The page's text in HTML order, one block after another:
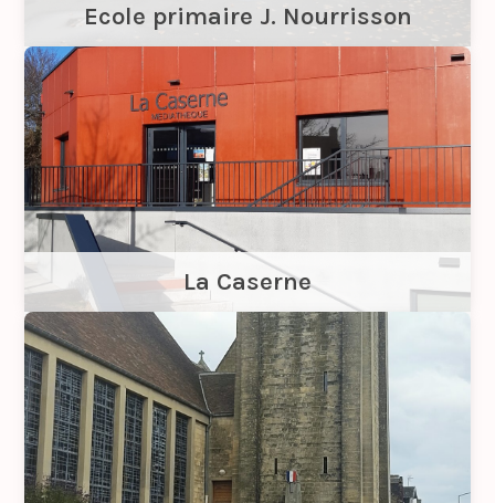
Ecole primaire J. Nourrisson
La Caserne